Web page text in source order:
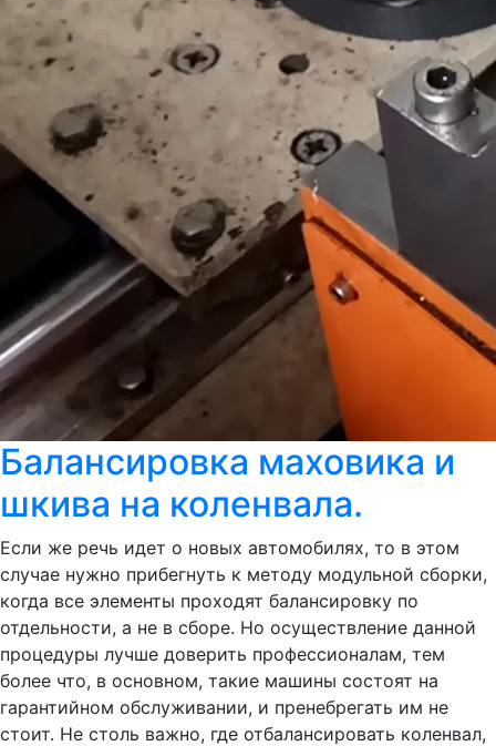
Балансировка маховика и
шкива на коленвала.
Если же речь идет о новых автомобилях, то в этом
случае нужно прибегнуть к методу модульной сборки,
когда все элементы проходят балансировку по
отдельности, а не в сборе. Но осуществление данной
процедуры лучше доверить профессионалам, тем
более что, в основном, такие машины состоят на
гарантийном обслуживании, и пренебрегать им не
стоит. Не столь важно, где отбалансировать коленвал,